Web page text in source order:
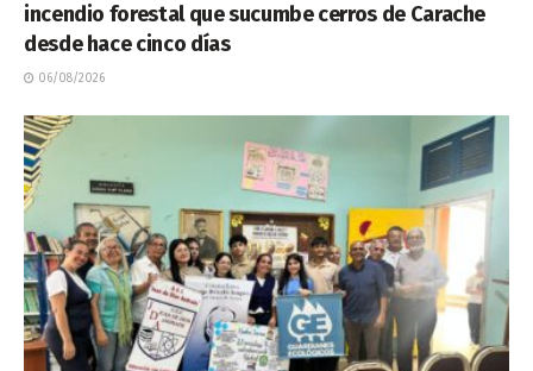
incendio forestal que sucumbe cerros de Carache
desde hace cinco días
06/08/2026